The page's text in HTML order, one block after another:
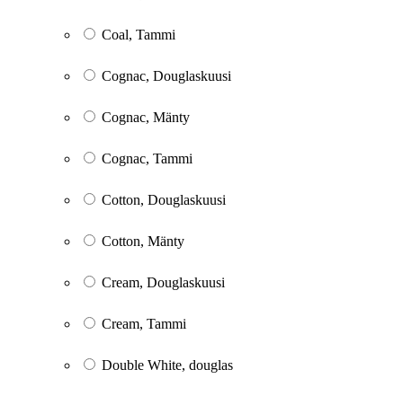
Coal, Tammi
Cognac, Douglaskuusi
Cognac, Mänty
Cognac, Tammi
Cotton, Douglaskuusi
Cotton, Mänty
Cream, Douglaskuusi
Cream, Tammi
Double White, douglas